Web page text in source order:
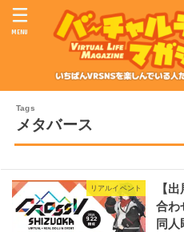
MENU
メタバース
リアルイベント
【
合わ
同